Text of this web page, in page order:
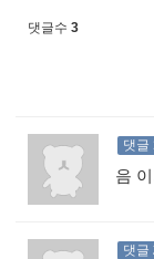
댓글수 3
댓글
음
댓글